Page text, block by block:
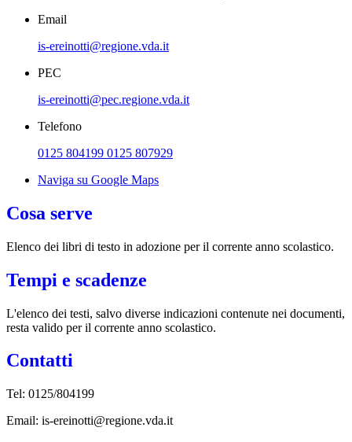
Email
is-ereinotti@regione.vda.it
PEC
is-ereinotti@pec.regione.vda.it
Telefono
0125 804199 0125 807929
Naviga su Google Maps
Cosa serve
Elenco dei libri di testo in adozione per il corrente anno scolastico.
Tempi e scadenze
L'elenco dei testi, salvo diverse indicazioni contenute nei documenti,
resta valido per il corrente anno scolastico.
Contatti
Tel: 0125/804199
Email: is-ereinotti@regione.vda.it